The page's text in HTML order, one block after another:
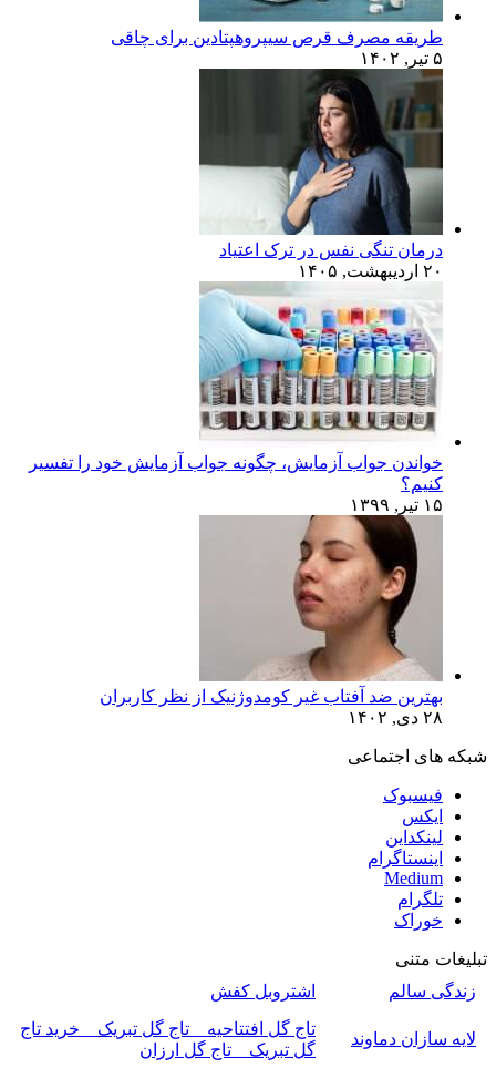
طریقه مصرف قرص سیپروهپتادین برای چاقی
۵ تیر, ۱۴۰۲
درمان تنگی نفس در ترک اعتیاد
۲۰ اردیبهشت, ۱۴۰۵
خواندن جواب آزمایش، چگونه جواب آزمایش خود را تفسیر
کنیم؟
۱۵ تیر, ۱۳۹۹
بهترین ضد آفتاب غیر کومدوژنیک از نظر کاربران
۲۸ دی, ۱۴۰۲
شبکه های اجتماعی
فیسبوک
ایکس
لینکداین
اینستاگرام
Medium
تلگرام
خوراک
تبلیغات متنی
زندگی سالم
اشتروبل کفش
لایه سازان دماوند
تاج گل افتتاحیه _ تاج گل تبریک _ خرید تاج
گل تبریک _ تاج گل ارزان